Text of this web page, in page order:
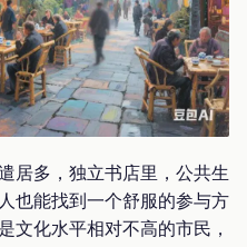
居多，独立书店里，公共生
也能找到一个舒服的参与方
文化水平相对不高的市民，